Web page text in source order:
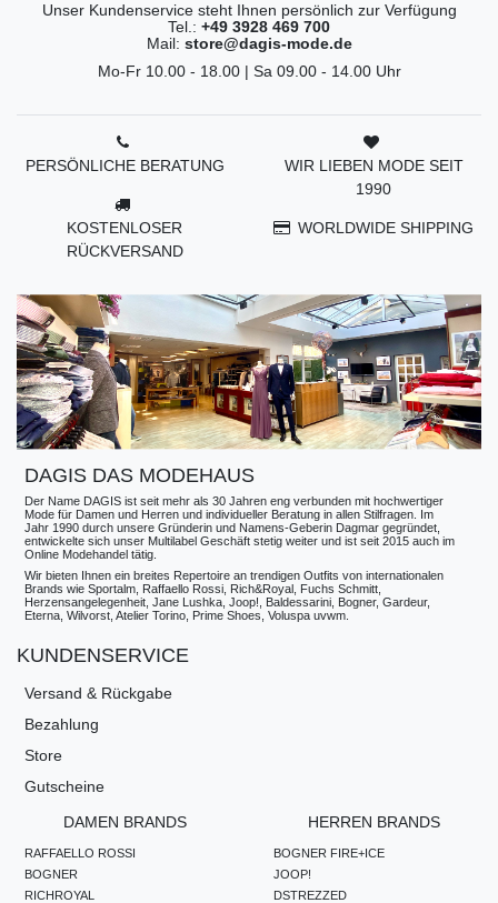
Unser Kundenservice steht Ihnen persönlich zur Verfügung
Tel.: +49 3928 469 700
Mail: store@dagis-mode.de
Mo-Fr 10.00 - 18.00 | Sa 09.00 - 14.00 Uhr
PERSÖNLICHE BERATUNG
KOSTENLOSER
RÜCKVERSAND
WIR LIEBEN MODE SEIT
1990
WORLDWIDE SHIPPING
DAGIS DAS MODEHAUS
Der Name DAGIS ist seit mehr als 30 Jahren eng verbunden mit hochwertiger
Mode für Damen und Herren und individueller Beratung in allen Stilfragen. Im
Jahr 1990 durch unsere Gründerin und Namens-Geberin Dagmar gegründet,
entwickelte sich unser Multilabel Geschäft stetig weiter und ist seit 2015 auch im
Online Modehandel tätig.
Wir bieten Ihnen ein breites Repertoire an trendigen Outfits von internationalen
Brands wie Sportalm, Raffaello Rossi, Rich&Royal, Fuchs Schmitt,
Herzensangelegenheit, Jane Lushka, Joop!, Baldessarini, Bogner, Gardeur,
Eterna, Wilvorst, Atelier Torino, Prime Shoes, Voluspa uvwm.
KUNDENSERVICE
Versand & Rückgabe
Bezahlung
Store
Gutscheine
DAMEN BRANDS
RAFFAELLO ROSSI
BOGNER
RICHROYAL
HERREN BRANDS
BOGNER FIRE+ICE
JOOP!
DSTREZZED